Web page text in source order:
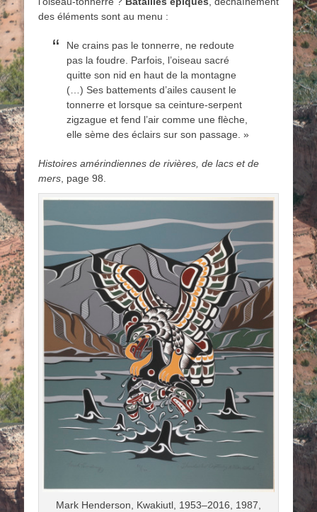
des éléments sont au menu :
Ne crains pas le tonnerre, ne redoute
pas la foudre. Parfois, l’oiseau sacré
quitte son nid en haut de la montagne
(…) Ses battements d’ailes causent le
tonnerre et lorsque sa ceinture-serpent
zigzague et fend l’air comme une flèche,
elle sème des éclairs sur son passage. »
Histoires amérindiennes de rivières, de lacs et de
mers , page 98.
Mark Henderson, Kwakiutl, 1953–2016, 1987,